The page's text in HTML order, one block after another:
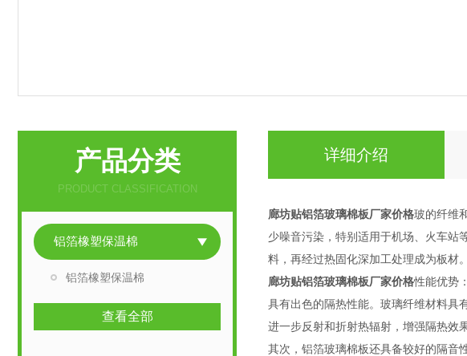
产品分类
PRODUCT CLASSIFICATION
铝箔橡塑保温棉
铝箔橡塑保温棉
查看全部
详细介绍
廊坊贴铝箔玻璃棉板厂家价格玻的纤维
少噪音污染，特别适用于机场、火车站
料，再经过热固化深加工处理成为板材
廊坊贴铝箔玻璃棉板厂家价格性能优势：
具有出色的隔热性能。玻璃纤维材料具
进一步反射和折射热辐射，增强隔热效果
其次，铝箔玻璃棉板还具备较好的隔音